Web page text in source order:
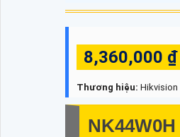
8,360,000 ₫
Thương hiệu: Hikvision
NK44W0H